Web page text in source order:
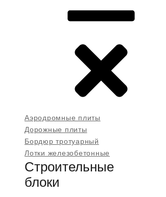
Аэродромные плиты
Дорожные плиты
Бордюр тротуарный
Лотки железобетонные
Строительные
блоки